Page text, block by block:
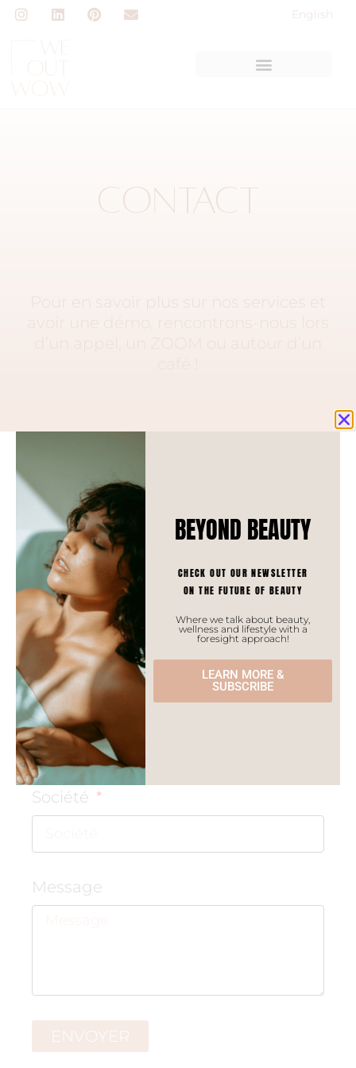
English
CONTACT
Prénom
Nom
E-mail
Société
Message
ENVOYER
BEYOND BEAUTY
CHECK OUT OUR NEWSLETTER
ON THE FUTURE OF BEAUTY
Where we talk about beauty,
wellness and lifestyle with a
foresight approach!
LEARN MORE &
SUBSCRIBE